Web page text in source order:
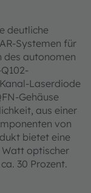
deutliche
Systemen für
des autonomen
Laserdiode
Gehäuse
aus einer
von
bietet eine
Watt optischer
30 Prozent.